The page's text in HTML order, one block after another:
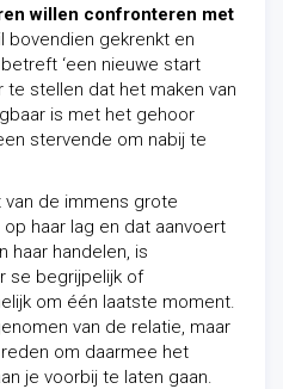
willen confronteren met
bovendien gekrenkt en
‘een nieuwe start
te stellen dat het maken van
is met het gehoor
stervende om nabij te
van de immens grote
haar lag en dat aanvoert
haar handelen, is
se begrijpelijk of
om één laatste moment.
van de relatie, maar
om daarmee het
je voorbij te laten gaan.